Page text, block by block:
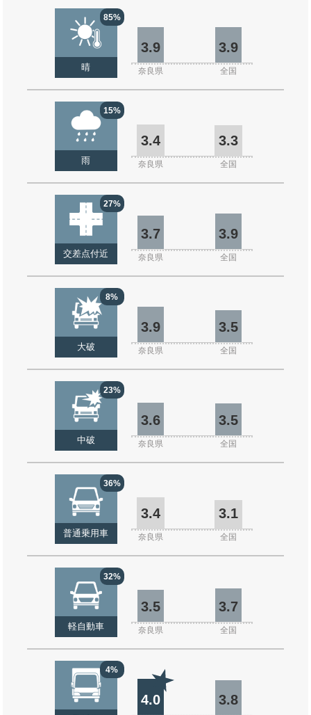
85%
晴
3.9 3.9
奈良県 全国
15%
雨
3.4 3.3
奈良県 全国
27%
交差点付近
3.7 3.9
奈良県 全国
8%
大破
3.9 3.5
奈良県 全国
23%
中破
3.6 3.5
奈良県 全国
36%
普通乗用車
3.4 3.1
奈良県 全国
32%
軽自動車
3.5 3.7
奈良県 全国
4%
4.0 3.8